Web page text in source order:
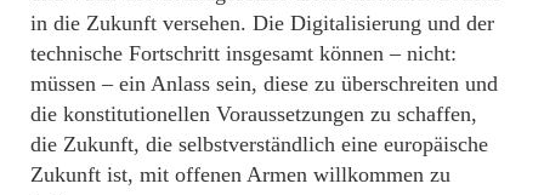
in die Zukunft versehen. Die Digitalisierung und der
technische Fortschritt insgesamt können – nicht:
müssen – ein Anlass sein, diese zu überschreiten und
die konstitutionellen Voraussetzungen zu schaffen,
die Zukunft, die selbstverständlich eine europäische
Zukunft ist, mit offenen Armen willkommen zu